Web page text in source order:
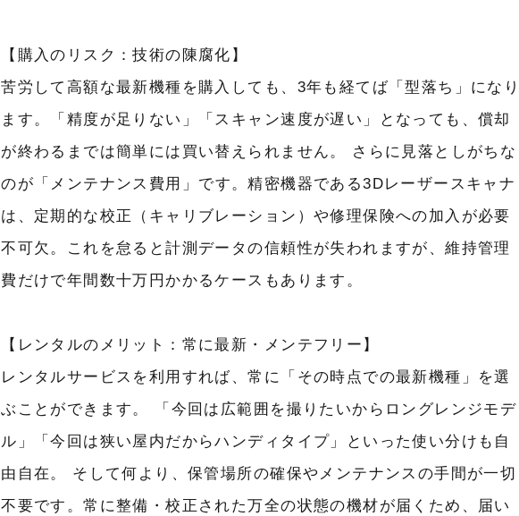
【購入のリスク：技術の陳腐化】
苦労して高額な最新機種を購入しても、3年も経てば「型落ち」になり
ます。「精度が足りない」「スキャン速度が遅い」となっても、償却
が終わるまでは簡単には買い替えられません。 さらに見落としがちな
のが 「メンテナンス費用」 です。精密機器である3Dレーザースキャナ
は、定期的な校正（キャリブレーション）や修理保険への加入が必要
不可欠。これを怠ると計測データの信頼性が失われますが、維持管理
費だけで年間数十万円かかるケースもあります。
【レンタルのメリット：常に最新・メンテフリー】
レンタルサービスを利用すれば、常に
「その時点での最新機種」
を選
ぶことができます。 「今回は広範囲を撮りたいからロングレンジモデ
ル」「今回は狭い屋内だからハンディタイプ」といった使い分けも自
由自在。 そして何より、保管場所の確保やメンテナンスの手間が一切
不要です。常に整備・校正された万全の状態の機材が届くため、届い